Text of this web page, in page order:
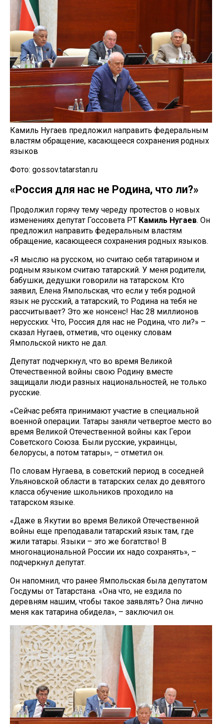
Камиль Нугаев предложил направить федеральным
властям обращение, касающееся сохранения родных
языков
Фото: gossov.tatarstan.ru
«Россия для нас не Родина, что ли?»
Продолжил горячу тему череду протестов о новых
изменениях депутат Госсовета РТ Камиль Нугаев. Он
предложил направить федеральным властям
обращение, касающееся сохранения родных языков.
«Я мыслю на русском, но считаю себя татарином и
родным языком считаю татарский. У меня родители,
бабушки, дедушки говорили на татарском. Кто
заявил, Елена Ямпольская, что если у тебя родной
язык не русский, а татарский, то Родина на тебя не
рассчитывает? Это же нонсенс! Нас 28 миллионов
нерусских. Что, Россия для нас не Родина, что ли?» –
сказал Нугаев, отметив, что оценку словам
Ямпольской никто не дал.
Депутат подчеркнул, что во время Великой
Отечественной войны свою Родину вместе
защищали люди разных национальностей, не только
русские.
«Сейчас ребята принимают участие в специальной
военной операции. Татары заняли четвертое место во
время Великой Отечественной войны как Герои
Советского Союза. Были русские, украинцы,
белорусы, а потом татары», – отметил он.
По словам Нугаева, в советский период в соседней
Ульяновской области в татарских селах до девятого
класса обучение школьников проходило на
татарском языке.
«Даже в Якутии во время Великой Отечественной
войны еще преподавали татарский язык там, где
жили татары. Языки – это же богатство! В
многонациональной России их надо сохранять», –
подчеркнул депутат.
Он напомнил, что ранее Ямпольская была депутатом
Госдумы от Татарстана. «Она что, не ездила по
деревням нашим, чтобы такое заявлять? Она лично
меня как татарина обидела», – заключил он.